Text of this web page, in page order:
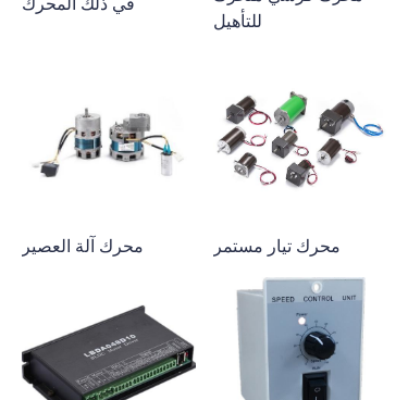
في ذلك المحرك
للتأهيل
محرك آلة العصير محرك تيار مستمر